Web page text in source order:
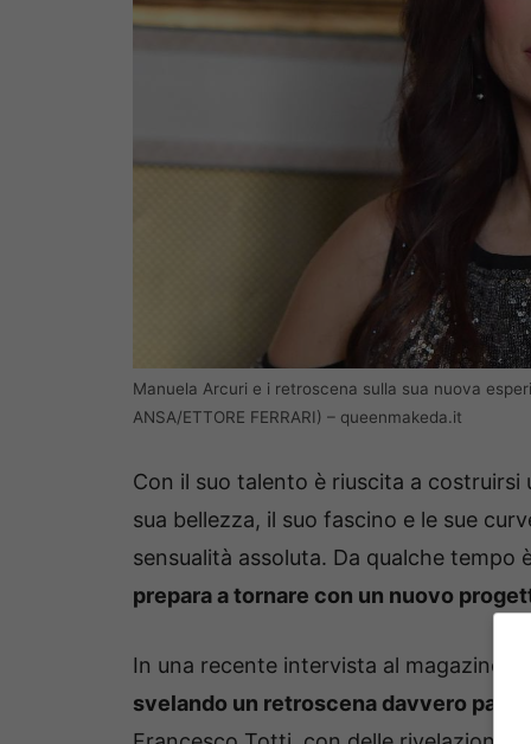
Manuela Arcuri e i retroscena sulla sua nuova
ANSA/ETTORE FERRARI) – queenmakeda.it
Con il suo talento è riuscita a
sua bellezza, il suo fascino e le sue
sensualità assoluta. Da qualche
prepara a tornare con un nuovo
In una recente intervista al magazine
svelando un retroscena davvero